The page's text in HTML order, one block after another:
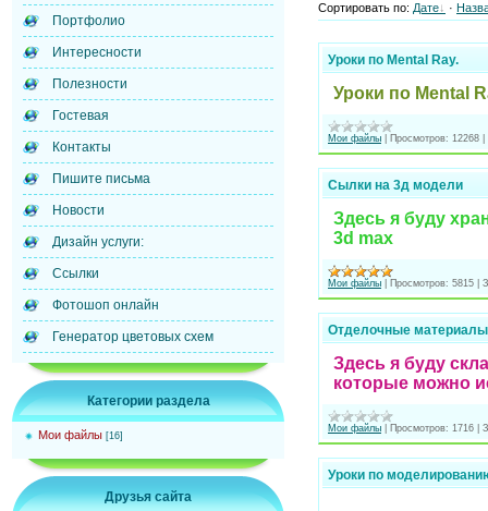
Портфолио
Интересности
Полезности
Гостевая
Контакты
Пишите письма
Новости
Дизайн услуги:
Ссылки
Фотошоп онлайн
Генератор цветовых схем
Категории раздела
Мои файлы [16]
Друзья сайта
Сортировать по: Дате ·
Уроки по Mental Ray.
Уроки по Mental
Мои файлы Просмотров: 12268
Сылки на 3д модели
Здесь я буду
3d max
Мои файлы Просмотров: 5815
Отделочные материалы
Здесь я буду
которые можно
Мои файлы Просмотров: 1716
Уроки по